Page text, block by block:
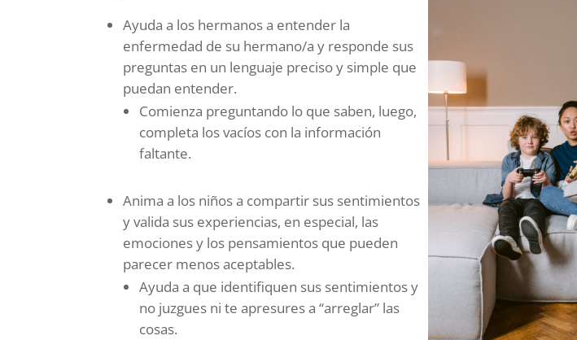
Ayuda a los hermanos a entender la
enfermedad de su hermano/a y responde sus
preguntas en un lenguaje preciso y simple que
puedan entender.
Comienza preguntando lo que saben, luego,
completa los vacíos con la información
faltante.
Anima a los niños a compartir sus sentimientos
y valida sus experiencias, en especial, las
emociones y los pensamientos que pueden
parecer menos aceptables.
Ayuda a que identifiquen sus sentimientos y
no juzgues ni te apresures a “arreglar” las
cosas.